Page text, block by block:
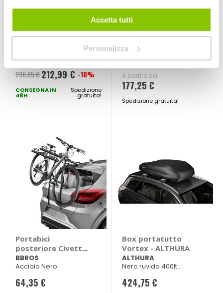
Accetta tutti
Personalizza
Portabici
posteriore Tweak 3
ALTHURA
Alluminio Nero
236,65 € Prezzo
speciale
212,99 € -10%
CONSEGNA IN
48H
Spedizione
gratuita!
Barre da tetto
premontate auto
Torque
ALTHURA
Nero
A partire da
177,25 €
Spedizione gratuita!
Portabici
posteriore Civetta -
BBROS
BBROS
Acciaio Nero
64,35 €
Box portatutto
Vortex - ALTHURA
ALTHURA
Nero ruvido 400lt
424,75 €